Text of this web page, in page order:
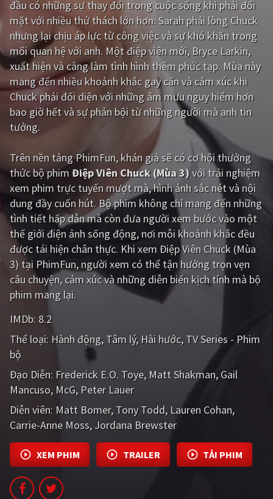
Giật gân Gia đình
Bí ẩn Lịch sử
Viễn Tây Tiểu sử
GameShow DramaTV
QUỐC GIA
Âu - Mỹ Trung Quốc - Hồng Kông
Hàn Quốc Nhật Bản
Ấn Độ Việt Nam
Tổng hợp
CẬP NHẬT
PHIM MỚI
PHIM LẺ
PHIM CHIẾU RẠP
TUYỂN TẬP PHIM
BLOG
đầu có những sự thay đổi trong cuộc sống khi phải đối
mặt với nhiều thử thách lớn hơn. Sarah phải lòng Chuck
nhưng lại chịu áp lực từ công việc và sự khó khăn trong
mối quan hệ với anh. Một điệp viên mới, Bryce Larkin,
xuất hiện và càng làm tình hình thêm phức tạp. Mùa này
mang đến nhiều khoảnh khắc gay cấn và cảm xúc khi
Chuck phải đối diện với những âm mưu nguy hiểm hơn
bao giờ hết và sự phản bội từ những người mà anh tin
tưởng.
Trên nền tảngPhimFun, khán giả sẽ có cơ hội thưởng
thức bộ phim Điệp Viên Chuck (Mùa 3)với trải nghiệm
xem phim trực tuyến mượt mà, hình ảnh sắc nét và nội
dung đầy cuốn hút. Bộ phim không chỉ mang đến những
tình tiết hấp dẫn mà còn đưa người xem bước vào một
thế giới điện ảnh sống động, nơi mỗi khoảnh khắc đều
được tái hiện chân thực. Khi xem Điệp Viên Chuck (Mùa
3) tại PhimFun, người xem có thể tận hưởng trọn vẹn
câu chuyện, cảm xúc và những diễn biến kịch tính mà bộ
phim mang lại.
IMDb: 8.2
Thể loại: Hành động Tâm lý Hài hước TV Series - Phim
bộ
Đạo Diễn: Frederick E.O. Toye Matt Shakman Gail
Mancuso McG Peter Lauer
Diễn viên: Matt Bomer Tony Todd Lauren Cohan
Carrie-Anne Moss Jordana Brewster
XEM PHIM TRAILER TẢI PHIM